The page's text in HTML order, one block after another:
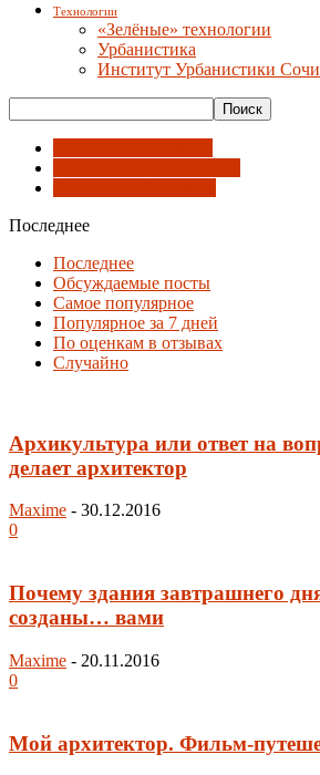
Технологии
«Зелёные» технологии
Урбанистика
Институт Урбанистики Сочи
Последнее
Последнее
Обсуждаемые посты
Самое популярное
Популярное за 7 дней
По оценкам в отзывах
Случайно
Архикультура или ответ на
делает архитектор
Maxime - 30.12.2016
0
Почему здания завтрашнего
созданы… вами
Maxime - 20.11.2016
0
Мой архитектор. Фильм-